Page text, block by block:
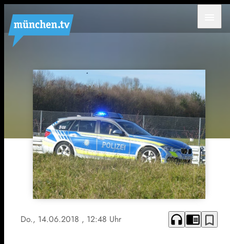
Do., 14.06.2018 , 12:48 Uhr headphones chrome_reader_mode bookmark_border